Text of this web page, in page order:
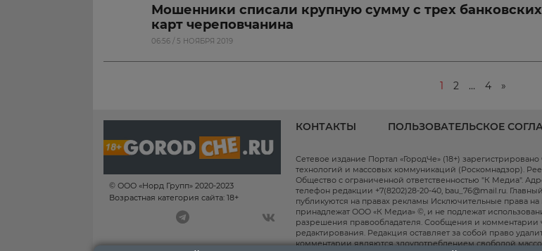
Мошенники списали крупную сумму с трех банковских
карт череповчанина
06:56 / 5 НОЯБРЯ 2019
1 2 … 4 »
© ООО «Норд Групп» 2020-2023
Возрастная категория сайта: 18+
КОНТАКТЫ ПОЛЬЗОВАТЕЛЬСКОЕ
Сетевое издание Портал «ГородЧе» (18+)
технологий и массовых коммуникаций (Роскомнадзор).
Общество с ограниченной ответственностью "К Медиа".
телефон редакции +7(8202)28-20-40, bau_76@mail.ru.
публикуются на правах рекламы Исключительные права
принадлежат ООО «К Медиа» ©, и не подлежат
разрешения правообладателя. Сообщения и комментарии
редактирования. Редакция оставляет за собой право
комментарии являются злоупотреблением свободой